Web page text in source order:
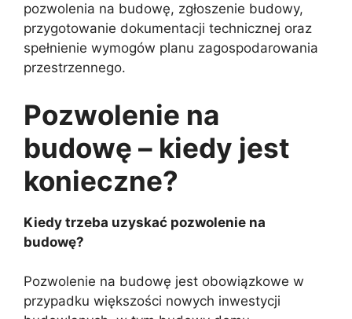
pozwolenia na budowę, zgłoszenie budowy,
przygotowanie dokumentacji technicznej oraz
spełnienie wymogów planu zagospodarowania
przestrzennego.
Pozwolenie na
budowę – kiedy jest
konieczne?
Kiedy trzeba uzyskać pozwolenie na
budowę?
Pozwolenie na budowę jest obowiązkowe w
przypadku większości nowych inwestycji